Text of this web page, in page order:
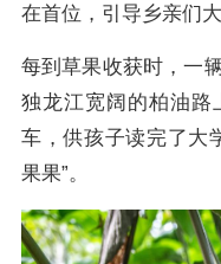
在首位，引导乡亲们
每到草果收获时，一
独龙江宽阔的柏油路
车，供孩子读完了大
果果”。